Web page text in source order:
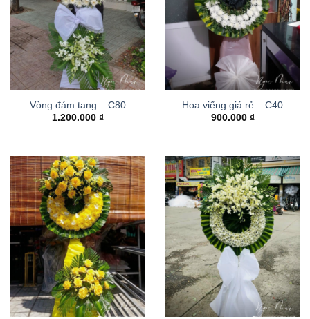
Vòng đám tang – C80
1.200.000 ₫
Hoa viếng giá rẻ – C40
900.000 ₫